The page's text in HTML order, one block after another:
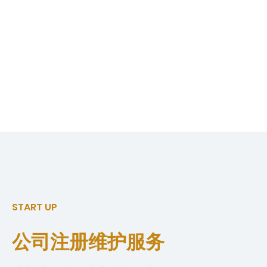
START UP
公司注册维护服务